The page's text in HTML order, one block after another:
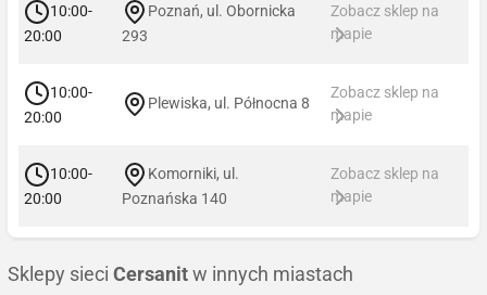
10:00-
20:00
Poznań, ul. Obornicka
293
Zobacz sklep na
mapie
10:00-
20:00
Plewiska, ul. Północna 8
Zobacz sklep na
mapie
10:00-
20:00
Komorniki, ul.
Poznańska 140
Zobacz sklep na
mapie
Sklepy sieci Cersanit w innych miastach